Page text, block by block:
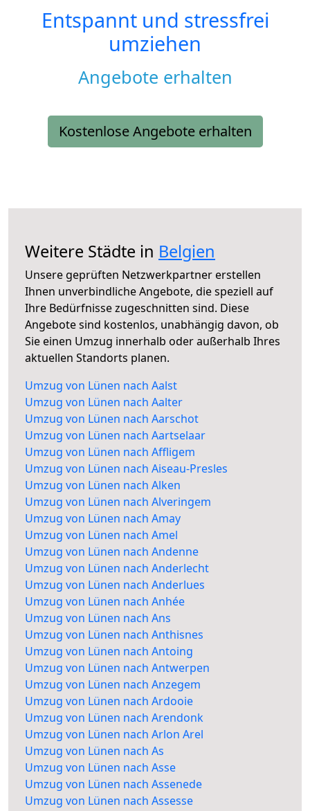
Entspannt und stressfrei
umziehen
Angebote erhalten
Kostenlose Angebote erhalten
Weitere Städte in Belgien
Unsere geprüften Netzwerkpartner erstellen
Ihnen unverbindliche Angebote, die speziell auf
Ihre Bedürfnisse zugeschnitten sind. Diese
Angebote sind kostenlos, unabhängig davon, ob
Sie einen Umzug innerhalb oder außerhalb Ihres
aktuellen Standorts planen.
Umzug von Lünen nach Aalst
Umzug von Lünen nach Aalter
Umzug von Lünen nach Aarschot
Umzug von Lünen nach Aartselaar
Umzug von Lünen nach Affligem
Umzug von Lünen nach Aiseau-Presles
Umzug von Lünen nach Alken
Umzug von Lünen nach Alveringem
Umzug von Lünen nach Amay
Umzug von Lünen nach Amel
Umzug von Lünen nach Andenne
Umzug von Lünen nach Anderlecht
Umzug von Lünen nach Anderlues
Umzug von Lünen nach Anhée
Umzug von Lünen nach Ans
Umzug von Lünen nach Anthisnes
Umzug von Lünen nach Antoing
Umzug von Lünen nach Antwerpen
Umzug von Lünen nach Anzegem
Umzug von Lünen nach Ardooie
Umzug von Lünen nach Arendonk
Umzug von Lünen nach Arlon Arel
Umzug von Lünen nach As
Umzug von Lünen nach Asse
Umzug von Lünen nach Assenede
Umzug von Lünen nach Assesse